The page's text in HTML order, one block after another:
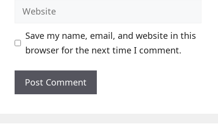
Website
Save my name, email, and website in this
browser for the next time I comment.